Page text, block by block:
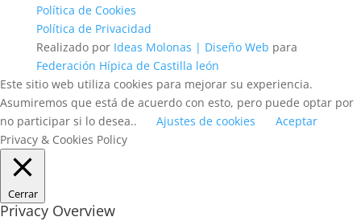
Política de Cookies
Política de Privacidad
Realizado por Ideas Molonas | Diseño Web para
Federación Hípica de Castilla león
Este sitio web utiliza cookies para mejorar su experiencia.
Asumiremos que está de acuerdo con esto, pero puede optar por
no participar si lo desea..
Ajustes de cookies
Aceptar
Privacy & Cookies Policy
Cerrar
Privacy Overview